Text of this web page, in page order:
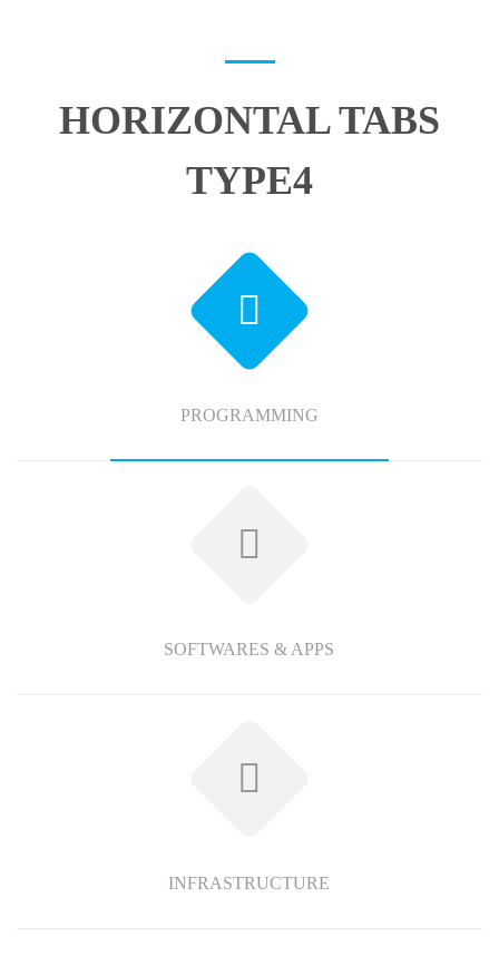
HORIZONTAL TABS
TYPE4
PROGRAMMING
SOFTWARES & APPS
INFRASTRUCTURE